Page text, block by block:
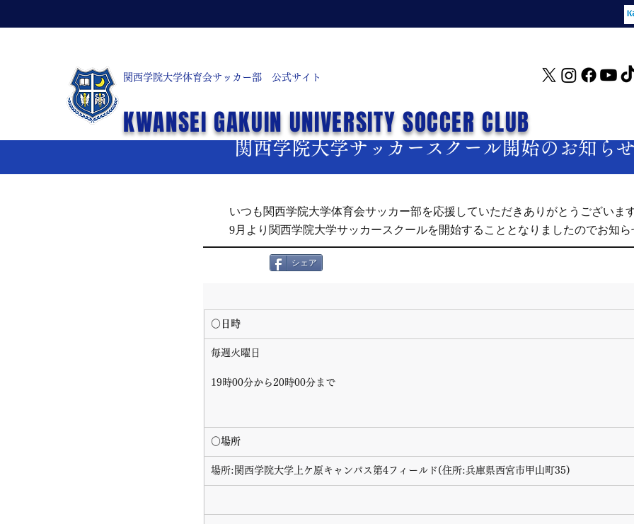
関西学院大学体育会サッカー部 公式サイト
KWANSEI GAKUIN UNIVERSITY SOCCER CLUB
2023年8月30日
関西学院大学サッカースクール開始のお知ら
いつも関西学院大学体育会サッカー部を応援していただきありがとうございま
9月より関西学院大学サッカースクールを開始することとなりましたのでお知
シェア
○日時
毎週火曜日
19時00分から20時00分まで
○場所
場所:関西学院大学上ケ原キャンパス第4フィールド(住所:兵庫県西宮市甲山町35)